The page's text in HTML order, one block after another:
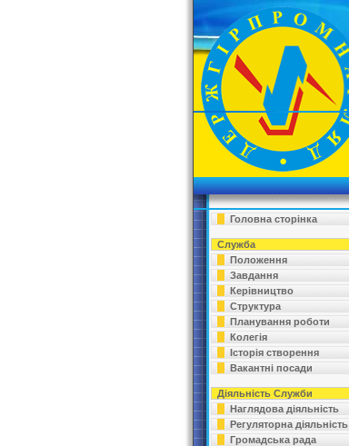
Головна сторінка
Служба
Положення
Завдання
Керівництво
Структура
Планування роботи
Колегія
Історія створення
Вакантні посади
Діяльність Служби
Наглядова діяльність
Регуляторна діяльність
Громадська рада